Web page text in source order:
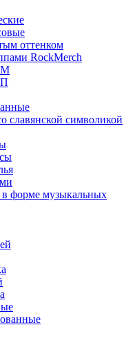
оттенком
RockMerch
славянской символикой
форме музыкальных